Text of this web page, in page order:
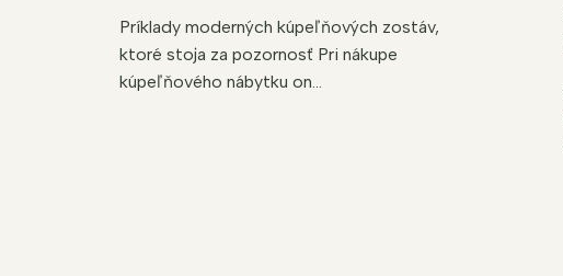
Príklady moderných kúpeľňových zostáv,
ktoré stoja za pozornosť Pri nákupe
kúpeľňového nábytku on...